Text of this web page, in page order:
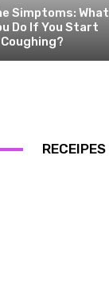
Simptoms: What
Do If You Start
Coughing?
RECEIPES